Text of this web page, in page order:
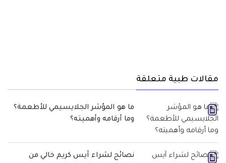
مقالات طبية متعلقة
ما هو المؤشر الجلايسيمي للأطعمة؟
وما أرقامه وأهميته؟
نصائح لشراء آيس كريم خالي من